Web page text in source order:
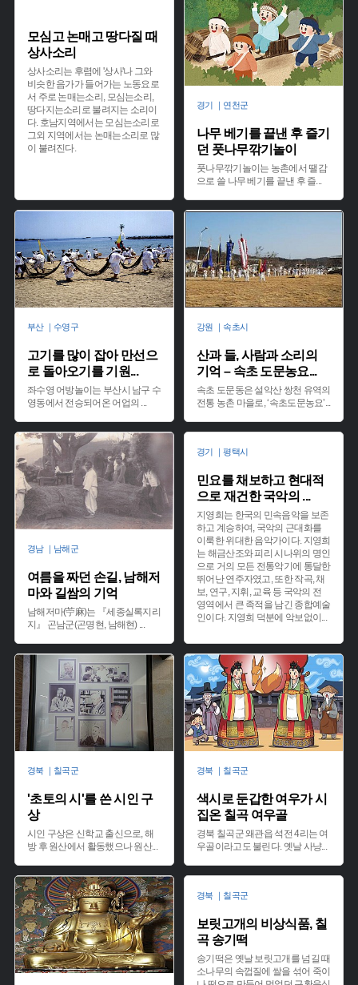
모심고 논매고 땅다질 때
상사소리
상사소리는 후렴에 '상사'나 그와
비슷한 음가가 들어가는 노동요로
서 주로 논매는소리, 모심는소리,
땅다지는소리로 불려지는 소리이
다. 호남지역에서는 모심는소리로
그외 지역에서는 논매는소리로 많
이 불려진다.
경기 ｜연천군
나무 베기를 끝낸 후 즐기
던 풋나무깎기놀이
풋나무깎기놀이는 농촌에서 땔감
으로 쓸 나무 베기를 끝낸 후 즐...
부산 ｜수영구
고기를 많이 잡아 만선으
로 돌아오기를 기원...
좌수영 어방놀이는 부산시 남구 수
영동에서 전승되어온 어업의 ...
강원 ｜속초시
산과 들, 사람과 소리의
기억 – 속초 도문농요...
속초 도문동은 설악산 쌍천 유역의
전통 농촌 마을로, ‘속초도문농요’...
경남 ｜남해군
여름을 짜던 손길, 남해저
마와 길쌈의 기억
남해저마(苧麻)는 『세종실록지리
지』 곤남군(곤명현, 남해현) ...
경기 ｜평택시
민요를 채보하고 현대적
으로 재건한 국악의 ...
지영희는 한국의 민속음악을 보존
하고 계승하여, 국악의 근대화를
이룩한 위대한 음악가이다. 지영희
는 해금산조와 피리 시나위의 명인
으로 거의 모든 전통악기에 통달한
뛰어난 연주자였고, 또한 작곡, 채
보, 연구, 지휘, 교육 등 국악의 전
영역에서 큰 족적을 남긴 종합예술
인이다. 지영희 덕분에 악보없이 ...
경북 ｜칠곡군
'초토의 시'를 쓴 시인 구
상
시인 구상은 신학교 출신으로, 해
방 후 원산에서 활동했으나 원산...
경북 ｜칠곡군
색시로 둔갑한 여우가 시
집온 칠곡 여우골
경북 칠곡군 왜관읍 석전 4리는 여
우골이라고도 불린다. 옛날 사냥...
경북 ｜칠곡군
보릿고개의 비상식품, 칠
곡 송기떡
송기떡은 옛날 보릿고개를 넘길 때
소나무의 속껍질에 쌀을 섞어 죽이